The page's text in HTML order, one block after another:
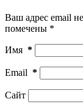
Ваш адрес email
помечены *
Имя *
Email *
Сайт